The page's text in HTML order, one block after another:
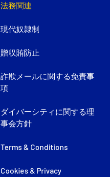
法務関連
現代奴隷制
贈収賄防止
詐欺メールに関する免責事
項
ダイバーシティに関する理
事会方針
Terms & Conditions
Cookies & Privacy